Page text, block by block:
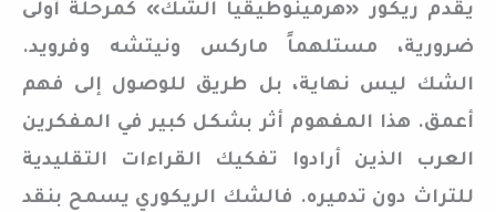
يقدم ريكور «هرمينوطيقيا الشك» كمرحلة أولى
ضرورية، مستلهماً ماركس ونيتشه وفرويد.
الشك ليس نهاية، بل طريق للوصول إلى فهم
أعمق. هذا المفهوم أثر بشكل كبير في المفكرين
العرب الذين أرادوا تفكيك القراءات التقليدية
للتراث دون تدميره. فالشك الريكوري يسمح بنقد